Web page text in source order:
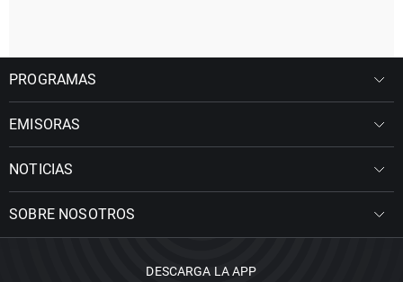
PROGRAMAS
EMISORAS
NOTICIAS
SOBRE NOSOTROS
DESCARGA LA APP